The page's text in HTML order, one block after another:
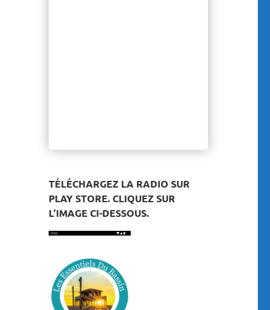
TÉLÉCHARGEZ LA RADIO SUR
PLAY STORE. CLIQUEZ SUR
L’IMAGE CI-DESSOUS.